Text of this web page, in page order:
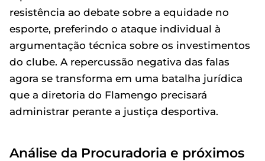
resistência ao debate sobre a equidade no
esporte, preferindo o ataque individual à
argumentação técnica sobre os investimentos
do clube. A repercussão negativa das falas
agora se transforma em uma batalha jurídica
que a diretoria do Flamengo precisará
administrar perante a justiça desportiva.
Análise da Procuradoria e próximos